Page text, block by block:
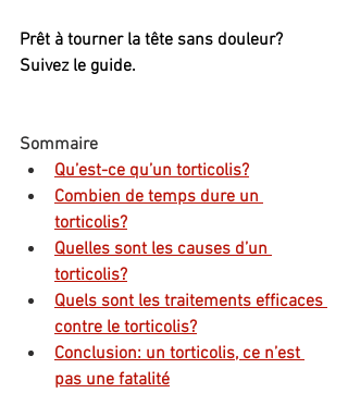
Prêt à tourner la tête sans douleur?
Suivez le guide.
Sommaire
Qu’est-ce qu’un torticolis?
Combien de temps dure un
torticolis?
Quelles sont les causes d’un
torticolis?
Quels sont les traitements efficaces
contre le torticolis?
Conclusion: un torticolis, ce n’est
pas une fatalité